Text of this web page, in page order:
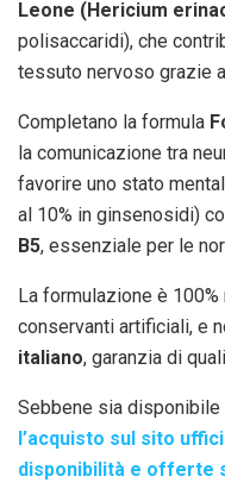
Leone (Hericium
polisaccaridi), che
tessuto nervoso grazie
Completano la formula
la comunicazione tra
favorire uno stato
al 10% in ginsenosidi)
B5, essenziale per le
La formulazione è
conservanti artificiali, e
italiano, garanzia di
Sebbene sia disponibile
l’acquisto sul sito
disponibilità e offerte